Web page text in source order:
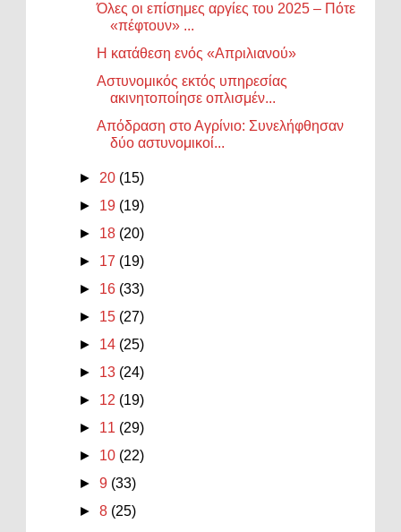
Όλες οι επίσημες αργίες του 2025 – Πότε
«πέφτουν» ...
Η κατάθεση ενός «Απριλιανού»
Αστυνομικός εκτός υπηρεσίας
ακινητοποίησε οπλισμέν...
Απόδραση στο Αγρίνιο: Συνελήφθησαν
δύο αστυνομικοί...
► 20 (15)
► 19 (19)
► 18 (20)
► 17 (19)
► 16 (33)
► 15 (27)
► 14 (25)
► 13 (24)
► 12 (19)
► 11 (29)
► 10 (22)
►9 (33)
►8 (25)